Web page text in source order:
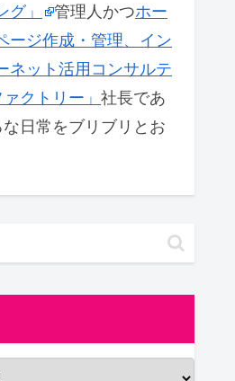
グ」
管理人かつホー
ージ作成・管理、イン
ネット活用コンサルテ
クトリー」 社長であ
日常をブリブリとお